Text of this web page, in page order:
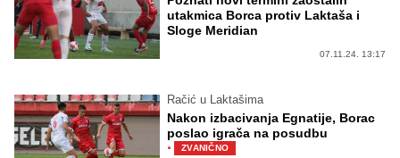
utakmica Borca protiv Laktaša i
Sloge Meridian
07.11.24. 13:17
Račić u Laktašima
Nakon izbacivanja Egnatije, Borac
poslao igrača na posudbu
· ZVANIČNO